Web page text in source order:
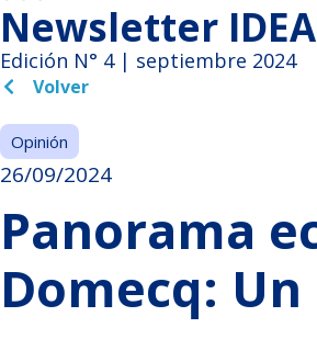
Newsletter IDEA
Edición N° 4 | septiembre 2024
Volver
Opinión
26/09/2024
Panorama
Domecq: